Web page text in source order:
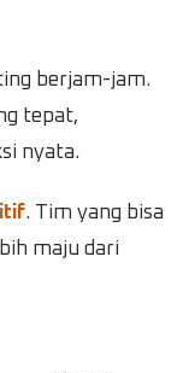
berjam-jam.
tepat,
nyata.
. Tim yang bisa
maju dari